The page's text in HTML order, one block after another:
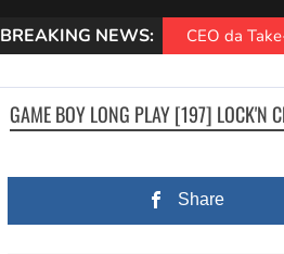
BREAKING NEWS: CEO da
GAME BOY LONG PLAY [197] LOCK'N
Share